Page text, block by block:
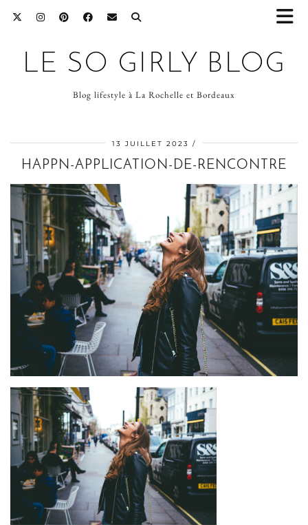
LE SO GIRLY BLOG
Blog lifestyle à La Rochelle et Bordeaux
13 JUILLET 2023
HAPPN-APPLICATION-DE-RENCONTRE